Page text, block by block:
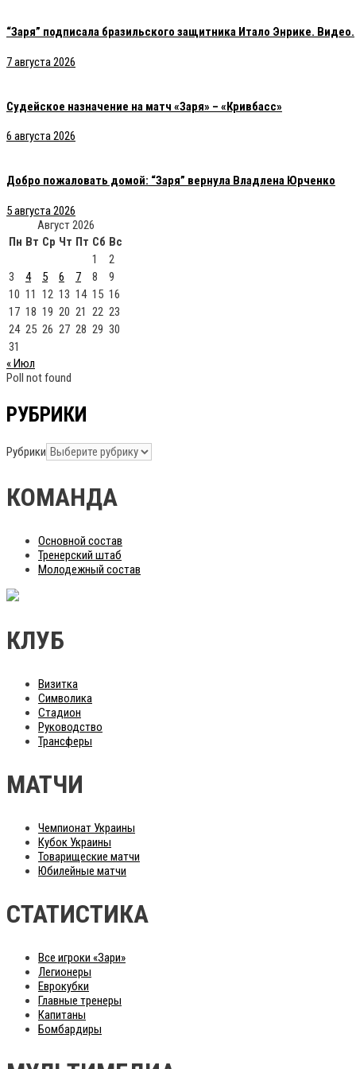
“Заря” подписала бразильского защитника Итало Энрике. Видео.
7 августа 2026
Судейское назначение на матч «Заря» – «Кривбасс»
6 августа 2026
Добро пожаловать домой: “Заря” вернула Владлена Юрченко
5 августа 2026
Август 2026
Пн Вт Ср Чт Пт Сб Вс
1
2
3
4 5 6 7 8
9
10 11 12 13 14 15 16
17 18 19 20 21 22 23
24 25 26 27 28 29 30
31
« Июл
Poll not found
РУБРИКИ
Рубрики
КОМАНДА
Основной состав
Тренерский штаб
Молодежный состав
КЛУБ
Визитка
Символика
Стадион
Руководство
Трансферы
МАТЧИ
Чемпионат Украины
Кубок Украины
Товарищеские матчи
Юбилейные матчи
СТАТИСТИКА
Все игроки «Зари»
Легионеры
Еврокубки
Главные тренеры
Капитаны
Бомбардиры